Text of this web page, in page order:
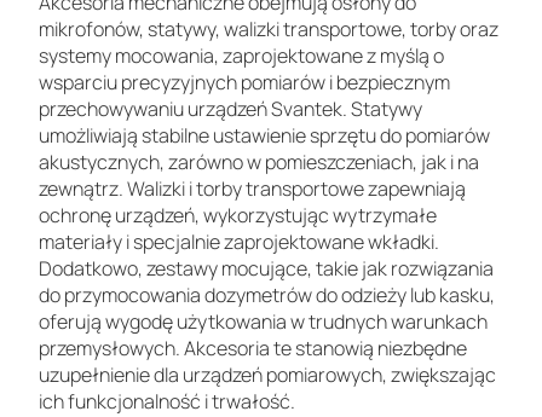
mikrofonów, statywy, walizki transportowe, torby oraz
systemy mocowania, zaprojektowane z myślą o
wsparciu precyzyjnych pomiarów i bezpiecznym
przechowywaniu urządzeń Svantek. Statywy
umożliwiają stabilne ustawienie sprzętu do pomiarów
akustycznych, zarówno w pomieszczeniach, jak i na
zewnątrz. Walizki i torby transportowe zapewniają
ochronę urządzeń, wykorzystując wytrzymałe
materiały i specjalnie zaprojektowane wkładki.
Dodatkowo, zestawy mocujące, takie jak rozwiązania
do przymocowania dozymetrów do odzieży lub kasku,
oferują wygodę użytkowania w trudnych warunkach
przemysłowych. Akcesoria te stanowią niezbędne
uzupełnienie dla urządzeń pomiarowych, zwiększając
ich funkcjonalność i trwałość.